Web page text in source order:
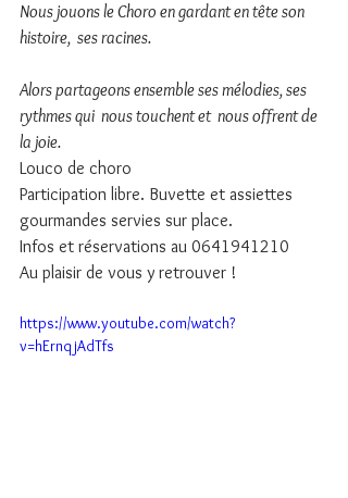
Nous jouons le Choro en gardant en tête son
histoire,  ses racines.
Alors partageons ensemble ses mélodies, ses
rythmes qui  nous touchent et  nous offrent de
la joie.
Louco de choro
Participation libre. Buvette et assiettes
gourmandes servies sur place.
Infos et réservations au 0641941210
Au plaisir de vous y retrouver !
https://www.youtube.com/watch?
v=hErnqjAdTfs